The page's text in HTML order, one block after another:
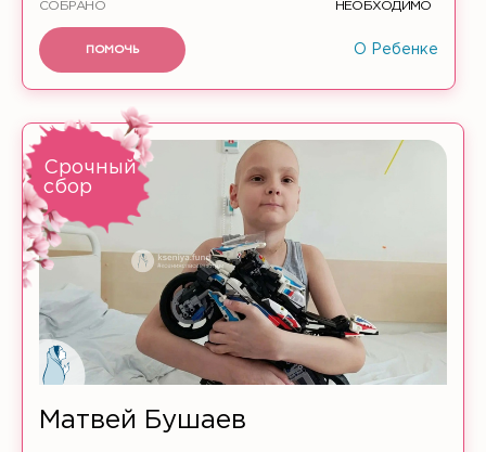
СОБРАНО НЕОБХОДИМО
ПОМОЧЬ О Ребенке
Срочный
сбор
Матвей Бушаев